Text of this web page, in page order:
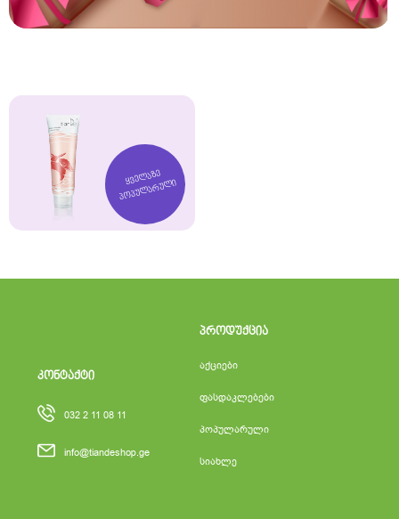
ყველაზე
პოპულარული
კონტაქტი
032 2 11 08 11
info@tiandeshop.ge
პროდუქცია
აქციები
ფასდაკლებები
პოპულარული
სიახლე